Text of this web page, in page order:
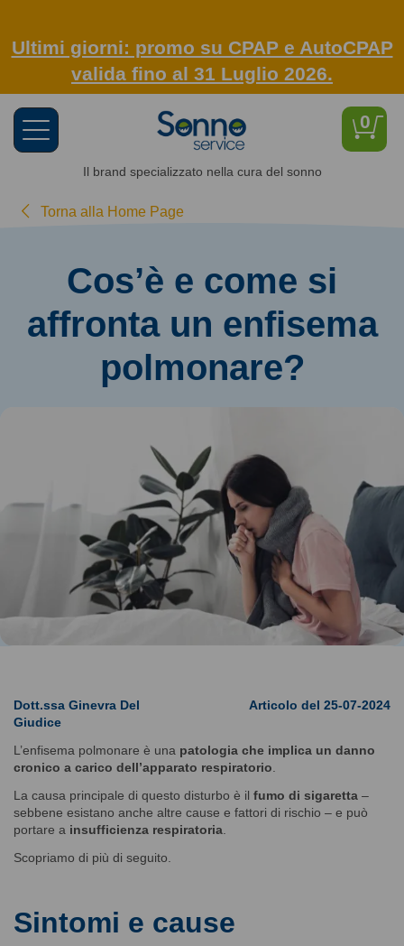
Ultimi giorni: promo su CPAP e AutoCPAP
valida fino al 31 Luglio 2026.
0
Toggle
navigation
Il brand specializzato nella cura del sonno
Torna alla Home Page
Cos’è e come si
affronta un enfisema
polmonare?
Dott.ssa Ginevra Del
Giudice
Articolo del 25-07-2024
L’enfisema polmonare è una patologia che implica un danno
cronico a carico dell’apparato respiratorio
La causa principale di questo disturbo è il fumo di sigaretta –
sebbene esistano anche altre cause e fattori di rischio – e può
portare a insufficienza respiratoria
Scopriamo di più di seguito.
Sintomi e cause